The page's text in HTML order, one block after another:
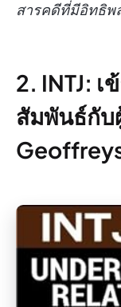
สารคดีที่มีอิทธิพ
2. INTJ: เ
สัมพันธ์กับ